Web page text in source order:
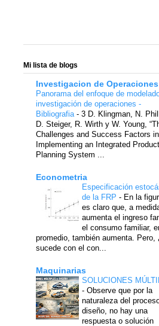
Mi lista de blogs
Investigacion de Operaciones
Panorama del enfoque de
investigación de operaciones -
Bibliografia - 3 D. Klingman, N.
D. Steiger, R. Wirth y W. Young,
Challenges and Success Factors in
Implementing an Integrated
Planning System ...
Econometria
Especificación
de la FRP - En la
es claro que, a
aumenta el ingreso
el consumo familiar,
promedio, también aumenta. Pero,
sucede con el con...
Maquinarias
SOLUCIONES
- Observe que por la
naturaleza del
diseño, no hay una
respuesta o solución